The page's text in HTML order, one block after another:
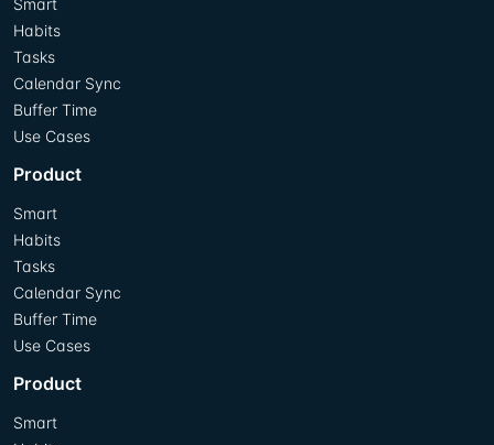
Habits
Tasks
Calendar Sync
Buffer Time
Use Cases
Product
Smart
Habits
Tasks
Calendar Sync
Buffer Time
Use Cases
Product
Smart